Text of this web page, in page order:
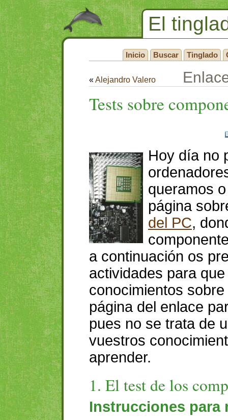
El
Inicio Buscar Tinglado
«Alejandro Valero
Tests sobre
Hoy día no
queramos
página
del PC,
a continuación os
actividades para
conocimientos
página del enlace
pues no se trata de
vuestros
aprender.
1. El test de los
Instrucciones para